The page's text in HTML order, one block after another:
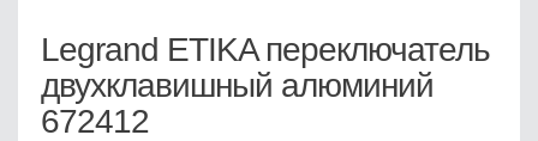
Legrand ETIKA переключатель
двухклавишный алюминий
672412